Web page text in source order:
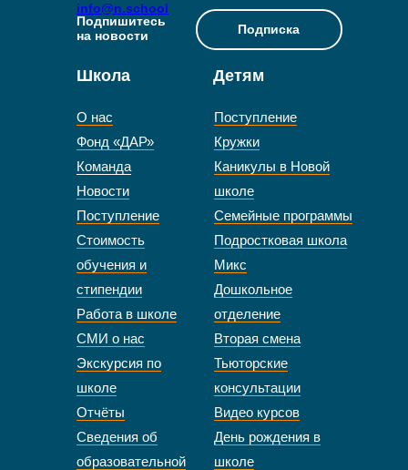
Школа Детям
О нас
Фонд «ДАР»
Команда
Новости
Поступление
Стоимость
обучения и
стипендии
Работа в школе
СМИ о нас
Экскурсия по
школе
Отчёты
Сведения об
образовательной
Поступление
Кружки
Каникулы в Новой
школе
Семейные программы
Подростковая школа
Микс
Дошкольное
отделение
Вторая смена
Тьюторские
консультации
Видео курсов
День рождения в
школе
Подписка
Подпишитесь
на новости
info@n.school